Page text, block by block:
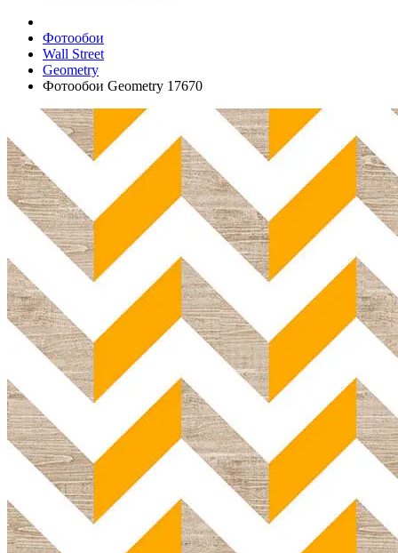
Фотообои
Wall Street
Geometry
Фотообои Geometry 17670